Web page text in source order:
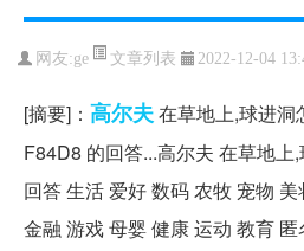
网友:ge 文章列表 2022-12-04
[摘要]： 高尔夫在草地上,球进洞
F84D8 的回答...高尔夫 在草地上
回答 生活 爱好 数码 农牧 宠物
金融 游戏 母婴 健康 运动 教育